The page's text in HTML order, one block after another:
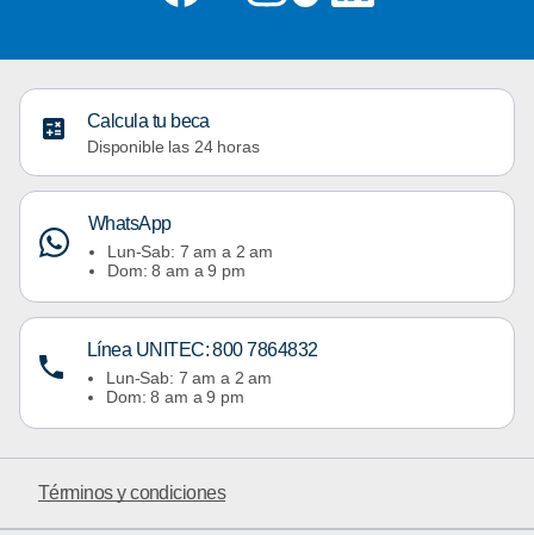
Calcula tu beca
Disponible las 24 horas
WhatsApp
Lun-Sab: 7 am a 2 am
Dom: 8 am a 9 pm
Línea UNITEC: 800 7864832
Lun-Sab: 7 am a 2 am
Dom: 8 am a 9 pm
Términos y condiciones